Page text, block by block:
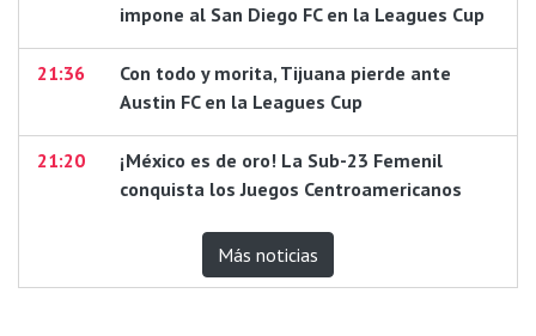
impone al San Diego FC en la Leagues Cup
21:36
Con todo y morita, Tijuana pierde ante
Austin FC en la Leagues Cup
21:20
¡México es de oro! La Sub-23 Femenil
conquista los Juegos Centroamericanos
Más noticias